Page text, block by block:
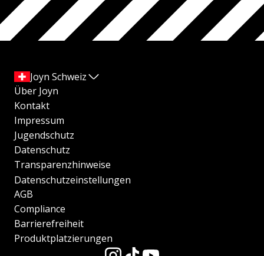
Joyn Schweiz
Über Joyn
Kontakt
Impressum
Jugendschutz
Datenschutz
Transparenzhinweise
Datenschutzeinstellungen
AGB
Compliance
Barrierefreiheit
Produktplatzierungen